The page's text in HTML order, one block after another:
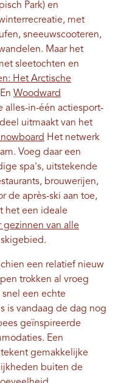
Park) en
met
sneeuwscooteren,
Maar het
sleetochten en
Het Arctische
Woodward
alles-in-één actiesport-
uitmaakt van het
Het netwerk
Voeg daar een
spa's, uitstekende
brouwerijen,
de après-ski aan toe,
het een ideale
van alle
een relatief nieuw
trokken al vroeg
een echte
is vandaag de dag nog
geïnspireerde
Een
gemakkelijke
buiten de